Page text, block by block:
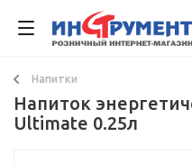
Напитки
Напиток
Ultimate 0.25л